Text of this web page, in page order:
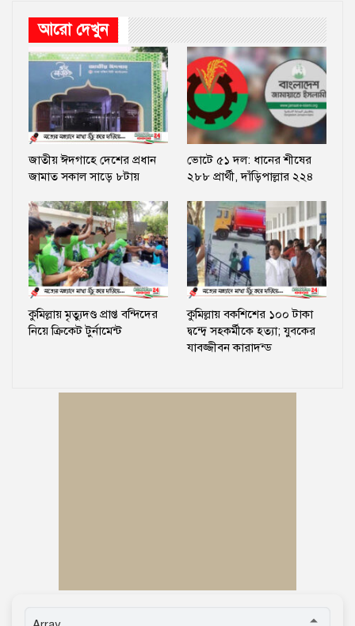
আরো দেখুন
জাতীয় ঈদগাহে দেশের প্রধান
জামাত সকাল সাড়ে ৮টায়
ভোটে ৫১ দল: ধানের শীষের
২৮৮ প্রার্থী, দাঁড়িপাল্লার ২২৪
কুমিল্লায় মৃত্যুদণ্ড প্রাপ্ত বন্দিদের
নিয়ে ক্রিকেট টুর্নামেন্ট
কুমিল্লায় বকশিশের ১০০ টাকা
দ্বন্দ্বে সহকর্মীকে হত্যা; যুবকের
যাবজ্জীবন কারাদন্ড